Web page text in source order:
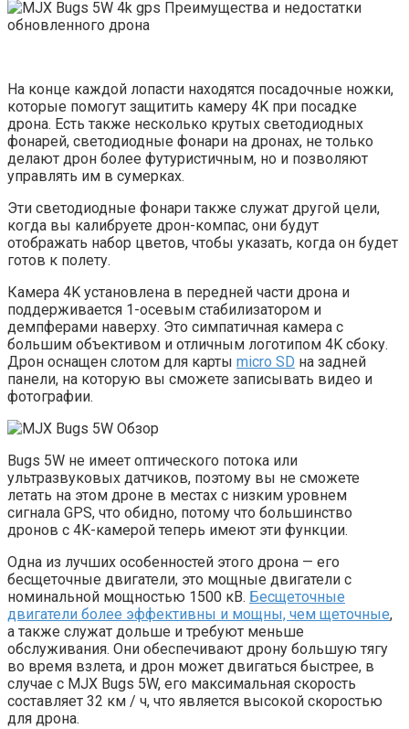
На конце каждой лопасти находятся посадочные ножки,
которые помогут защитить камеру 4K при посадке
дрона. Есть также несколько крутых светодиодных
фонарей, светодиодные фонари на дронах, не только
делают дрон более футуристичным, но и позволяют
управлять им в сумерках.
Эти светодиодные фонари также служат другой цели,
когда вы калибруете дрон-компас, они будут
отображать набор цветов, чтобы указать, когда он будет
готов к полету.
Камера 4K установлена ​​в передней части дрона и
поддерживается 1-осевым стабилизатором и
демпферами наверху. Это симпатичная камера с
большим объективом и отличным логотипом 4K сбоку.
Дрон оснащен слотом для карты micro SD на задней
панели, на которую вы сможете записывать видео и
фотографии.
Bugs 5W не имеет оптического потока или
ультразвуковых датчиков, поэтому вы не сможете
летать на этом дроне в местах с низким уровнем
сигнала GPS, что обидно, потому что большинство
дронов с 4K-камерой теперь имеют эти функции.
Одна из лучших особенностей этого дрона — его
бесщеточные двигатели, это мощные двигатели с
номинальной мощностью 1500 кВ. Бесщеточные
двигатели более эффективны и мощны, чем щеточные,
а также служат дольше и требуют меньше
обслуживания. Они обеспечивают дрону большую тягу
во время взлета, и дрон может двигаться быстрее, в
случае с MJX Bugs 5W, его максимальная скорость
составляет 32 км / ч, что является высокой скоростью
для дрона.